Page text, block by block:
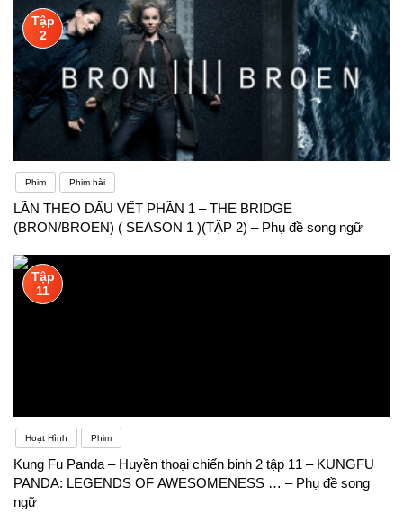
Tập
2
Phim Phim hài
LẦN THEO DẤU VẾT PHẦN 1 – THE BRIDGE
(BRON/BROEN) ( SEASON 1 )(TẬP 2) – Phụ đề song ngữ
Tập
11
Hoạt Hình Phim
Kung Fu Panda – Huyền thoại chiến binh 2 tập 11 – KUNGFU
PANDA: LEGENDS OF AWESOMENESS … – Phụ đề song
ngữ